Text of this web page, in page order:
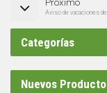
Próximo
Aviso de vacaciones
Categorías
Nuevos